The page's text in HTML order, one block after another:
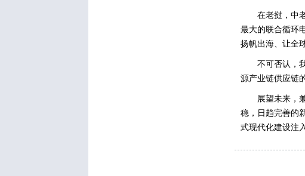
在老挝，中
最大的联合循环
扬帆出海、让全
不可否认，
源产业链供应链
展望未来，
稳，日趋完善的
式现代化建设注